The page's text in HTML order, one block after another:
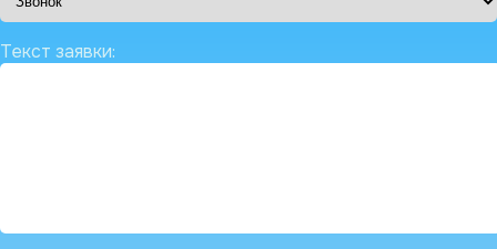
Текст заявки: